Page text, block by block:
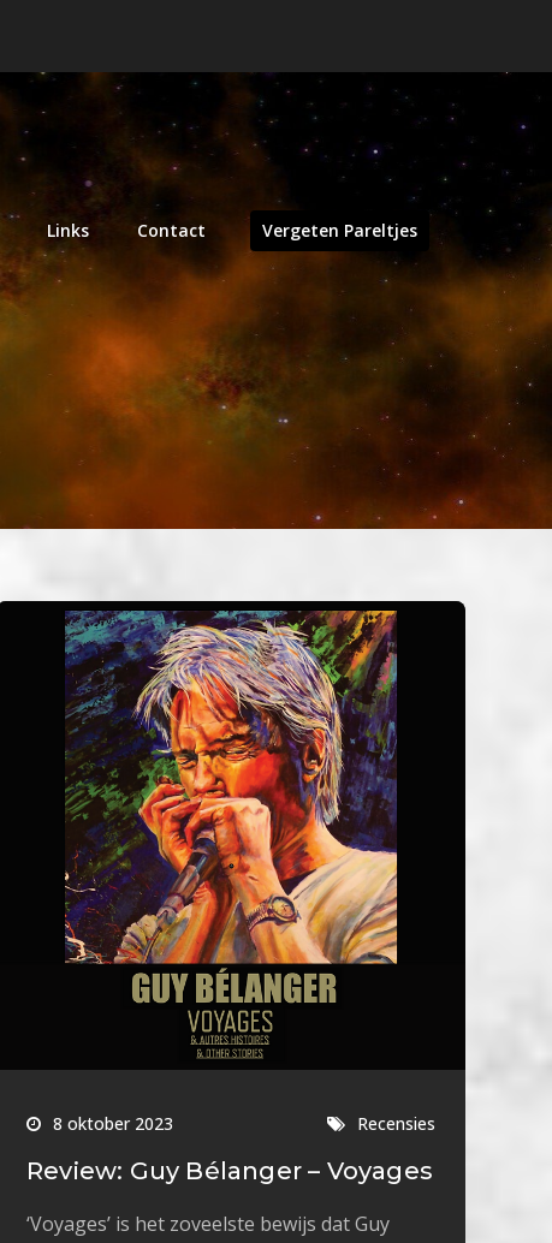
Links Contact Vergeten Pareltjes
8 oktober 2023 Recensies
Review: Guy Bélanger – Voyages
‘Voyages’ is het zoveelste bewijs dat Guy